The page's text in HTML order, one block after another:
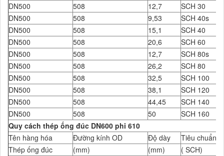
DN500
508 12,7
SCH 30
DN500
508 9,53
SCH 40s
DN500
508 15,1
SCH 40
DN500
508 20,6
SCH 60
DN500
508 12,7
SCH 80s
DN500
508 26,2
SCH 80
DN500
508 32,5
SCH 100
DN500
508 38,1
SCH 120
DN500
508 44,45
SCH 140
DN500
508 50
SCH 160
Quy cách thép ống đúc DN600 phi 610
Tên hàng hóa
Đường kính OD Độ dày
Tiêu chuẩn
Thép ống đúc
(mm) (mm)
( SCH)